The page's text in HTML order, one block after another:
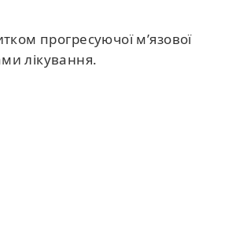
прогресуючої м’язової
лікування.